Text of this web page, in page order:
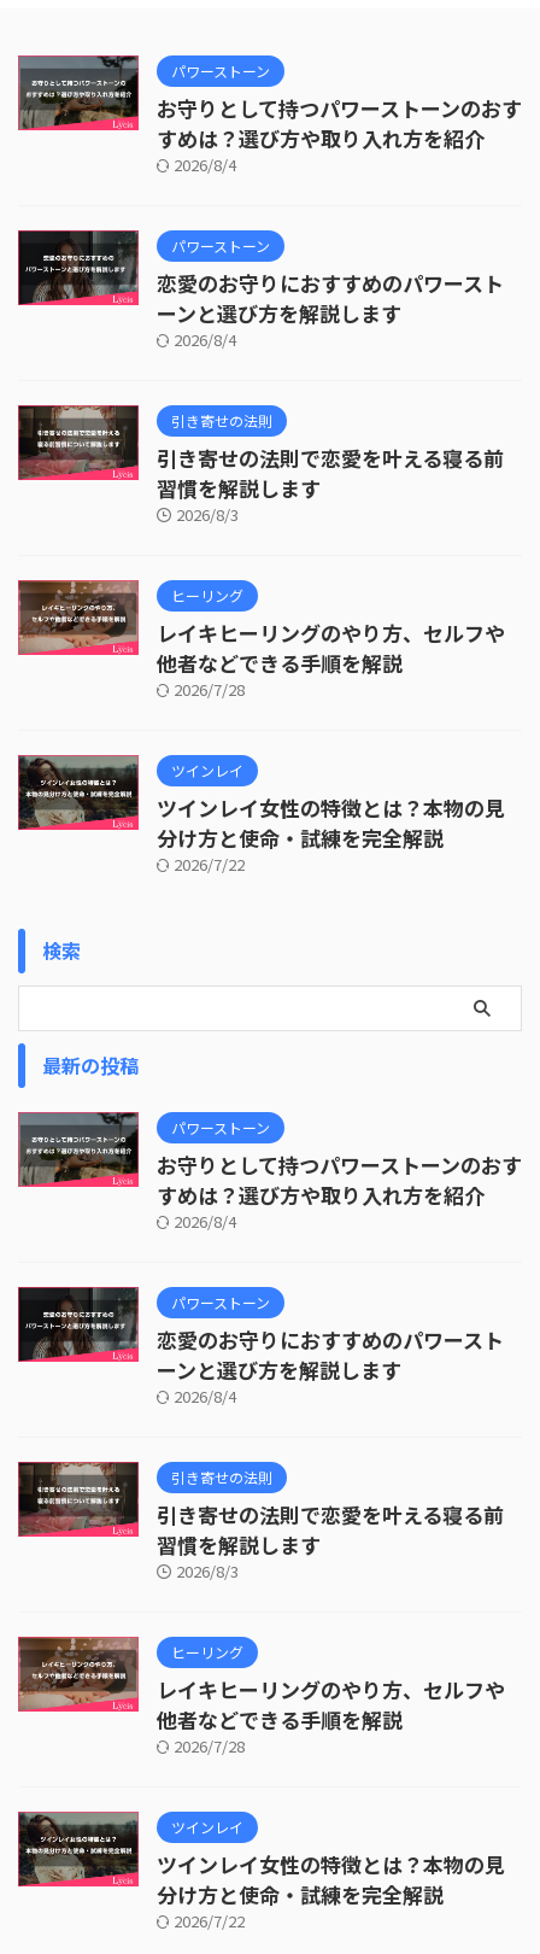
パワーストーン
お守りとして持つパワーストーンのおす
すめは？選び方や取り入れ方を紹介
2026/8/4
パワーストーン
恋愛のお守りにおすすめのパワースト
ーンと選び方を解説します
2026/8/4
引き寄せの法則
引き寄せの法則で恋愛を叶える寝る前
習慣を解説します
2026/8/3
ヒーリング
レイキヒーリングのやり方、セルフや
他者などできる手順を解説
2026/7/28
ツインレイ
ツインレイ女性の特徴とは？本物の見
分け方と使命・試練を完全解説
2026/7/22
検索
最新の投稿
パワーストーン
お守りとして持つパワーストーンのおす
すめは？選び方や取り入れ方を紹介
2026/8/4
パワーストーン
恋愛のお守りにおすすめのパワースト
ーンと選び方を解説します
2026/8/4
引き寄せの法則
引き寄せの法則で恋愛を叶える寝る前
習慣を解説します
2026/8/3
ヒーリング
レイキヒーリングのやり方、セルフや
他者などできる手順を解説
2026/7/28
ツインレイ
ツインレイ女性の特徴とは？本物の見
分け方と使命・試練を完全解説
2026/7/22